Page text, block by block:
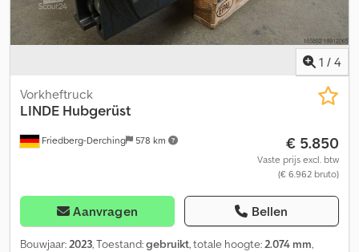
1 / 4
Friedberg-Derching 578 km
Vorkheftruck
LINDE Hubgerüst
€ 5.850
Vaste prijs excl. btw
(€ 6.962 bruto)
Aanvragen Bellen
Bouwjaar:2023, Toestand:gebruikt, totale hoogte:2.074 mm,